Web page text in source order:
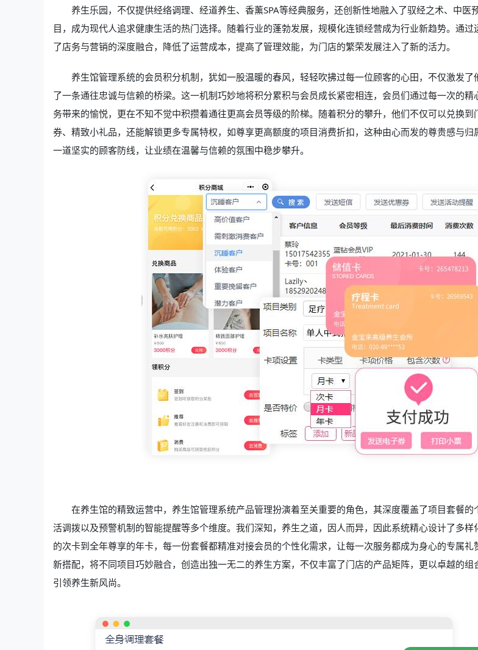
养生乐园，不仅提供经络调理、经道养生、香薰SPA等经典服务，还创新性地融入了驭经之术、中医
目，成为现代人追求健康生活的热门选择。随着行业的蓬勃发展，规模化连锁经营成为行业新趋势。通过
了店务与营销的深度融合，降低了运营成本，提高了管理效能，为门店的繁荣发展注入了新的活力。
养生馆管理系统的会员积分机制，犹如一股温暖的春风，轻轻吹拂过每一位顾客的心田，不仅激发
了一条通往忠诚与信赖的桥梁。这一机制巧妙地将积分累积与会员成长紧密相连，会员们通过每一次的精
务带来的愉悦，更在不知不觉中积攒着通往更高会员等级的阶梯。随着积分的攀升，他们不仅可以兑换到
券、精致小礼品，还能解锁更多专属特权，如尊享更高额度的项目消费折扣，这种由心而发的尊贵感与归
一道坚实的顾客防线，让业绩在温馨与信赖的氛围中稳步攀升。
在养生馆的精致运营中，养生馆管理系统产品管理扮演着至关重要的角色，其深度覆盖了项目套餐的
活调拨以及预警机制的智能提醒等多个维度。我们深知，养生之道，因人而异，因此系统精心设计了多
的次卡到全年尊享的年卡，每一份套餐都精准对接会员的个性化需求，让每一次服务都成为身心的专属礼
新搭配，将不同项目巧妙融合，创造出独一无二的养生方案，不仅丰富了门店的产品矩阵，更以卓越的组
引领养生新风尚。